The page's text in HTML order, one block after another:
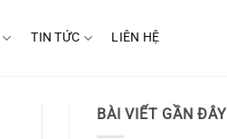
TIN TỨC LIÊN HỆ
BÀI VIẾT GẦN ĐÂY